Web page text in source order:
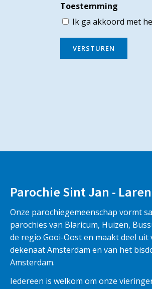
Toestemming
Ik ga akkoord met
VERSTUREN
Parochie Sint Jan - Laren
Onze parochiegemeenschap vormt
parochies van Blaricum, Huizen,
de regio Gooi-Oost en maakt deel uit
dekenaat Amsterdam en van het
Amsterdam.
Iedereen is welkom om onze